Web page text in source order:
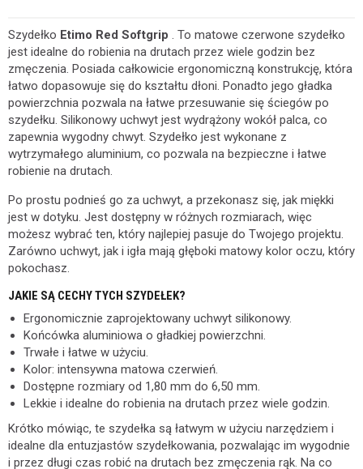
Szydełko Etimo Red Softgrip . To matowe czerwone szydełko
jest idealne do robienia na drutach przez wiele godzin bez
zmęczenia. Posiada całkowicie ergonomiczną konstrukcję, która
łatwo dopasowuje się do kształtu dłoni. Ponadto jego gładka
powierzchnia pozwala na łatwe przesuwanie się ściegów po
szydełku. Silikonowy uchwyt jest wydrążony wokół palca, co
zapewnia wygodny chwyt. Szydełko jest wykonane z
wytrzymałego aluminium, co pozwala na bezpieczne i łatwe
robienie na drutach.
Po prostu podnieś go za uchwyt, a przekonasz się, jak miękki
jest w dotyku. Jest dostępny w różnych rozmiarach, więc
możesz wybrać ten, który najlepiej pasuje do Twojego projektu.
Zarówno uchwyt, jak i igła mają głęboki matowy kolor oczu, który
pokochasz.
JAKIE SĄ CECHY TYCH SZYDEŁEK?
Ergonomicznie zaprojektowany uchwyt silikonowy.
Końcówka aluminiowa o gładkiej powierzchni.
Trwałe i łatwe w użyciu.
Kolor: intensywna matowa czerwień.
Dostępne rozmiary od 1,80 mm do 6,50 mm.
Lekkie i idealne do robienia na drutach przez wiele godzin.
Krótko mówiąc, te szydełka są łatwym w użyciu narzędziem i
idealne dla entuzjastów szydełkowania, pozwalając im wygodnie
i przez długi czas robić na drutach bez zmęczenia rąk. Na co